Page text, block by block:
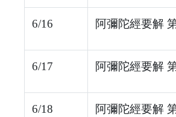
6/16 阿彌陀經要解
6/17 阿彌陀經要解
6/18 阿彌陀經要解